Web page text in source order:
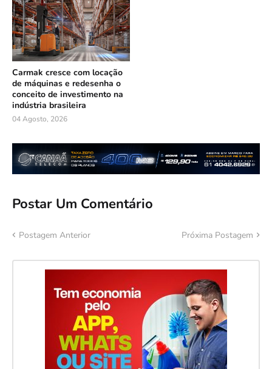
Carmak cresce com locação
de máquinas e redesenha o
conceito de investimento na
indústria brasileira
04 Agosto, 2026
Postar Um Comentário
Postagem Anterior Próxima Postagem